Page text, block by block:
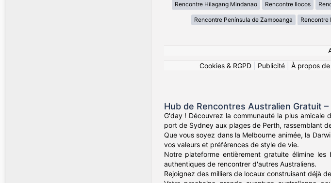
Rencontre Hilagang Mindanao Rencontre Ilocos
Rencontre Península de Zamboanga Rencontre
Cookies & RGPD| Publicité| À propos
Hub de Rencontres Australien Gratuit
G'day ! Découvrez la communauté la plus amicale
port de Sydney aux plages de Perth, rassemblant
Que vous soyez dans la Melbourne animée, la
vos valeurs et préférences de style de vie.
Notre plateforme entièrement gratuite élimine
authentiques de rencontrer d'autres Australiens.
Rejoignez des milliers de locaux construisant déjà